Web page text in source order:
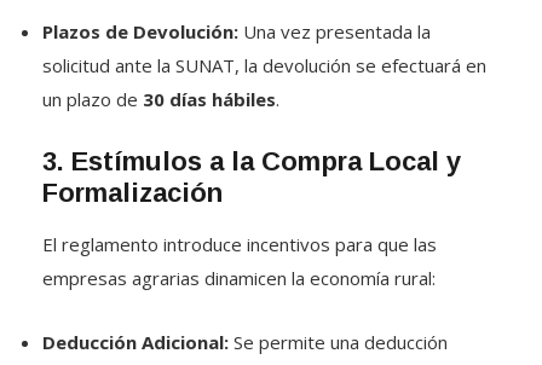
solicitud ante la SUNAT, la devolución se efectuará en
un plazo de30 días hábiles.
Formalización
empresas agrarias dinamicen la economía rural:
adicional del25%sobre el valor de adquisición de